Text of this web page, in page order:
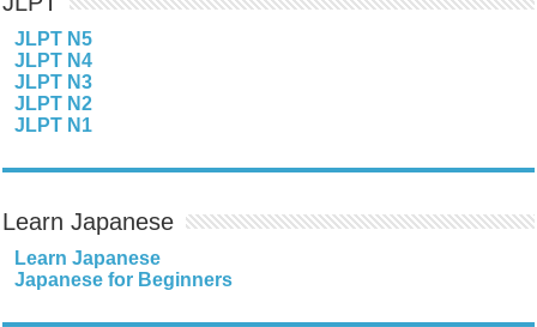
JLPT N5
JLPT N4
JLPT N3
JLPT N2
JLPT N1
Learn Japanese
Learn Japanese
Japanese for Beginners